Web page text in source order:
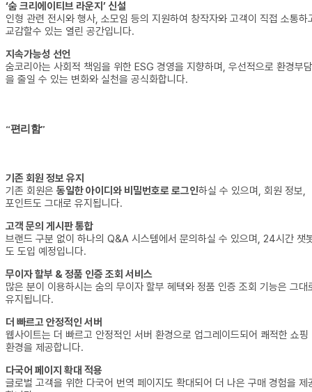
‘숨 크리에이티브 라운지’ 신설
인형 관련 전시와 행사, 소모임 등의 지원하여 창작자와 고객이 직접 소통하
교감할수 있는 열린 공간입니다.
지속가능성 선언
숨코리아는 사회적 책임을 위한 ESG 경영을 지향하며, 우선적으로 환경부담
을 줄일 수 있는 변화와 실천을 공식화합니다.
“편리함”
기존 회원 정보 유지
기존 회원은 동일한 아이디와 비밀번호로 로그인하실 수 있으며, 회원 정보,
포인트도 그대로 유지됩니다.
고객 문의 게시판 통합
브랜드 구분 없이 하나의 Q&A 시스템에서 문의하실 수 있으며, 24시간 챗
도 도입 예정입니다.
무이자 할부 & 정품 인증 조회 서비스
많은 분이 이용하시는 숨의 무이자 할부 혜택와 정품 인증 조회 기능은 그대
유지됩니다.
더 빠르고 안정적인 서버
웹사이트는 더 빠르고 안정적인 서버 환경으로 업그레이드되어 쾌적한 쇼핑
환경을 제공합니다.
다국어 페이지 확대 적용
글로벌 고객을 위한 다국어 번역 페이지도 확대되어 더 나은 구매 경험을 제